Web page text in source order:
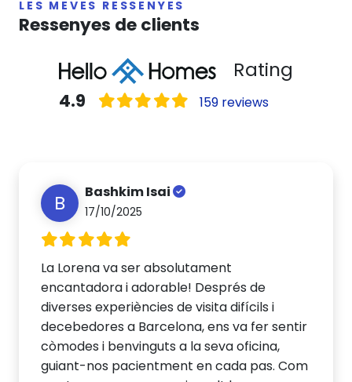
LES MEVES RESSENYES
Ressenyes de clients
Rating
4.9 159 reviews
B Bashkim Isai
17/10/2025
La Lorena va ser absolutament
encantadora i adorable! Després de
diverses experiències de visita difícils i
decebedores a Barcelona, ens va fer sentir
còmodes i benvinguts a la seva oficina,
guiant-nos pacientment en cada pas. Com